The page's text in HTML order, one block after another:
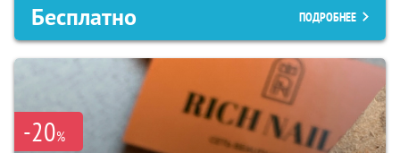
Бесплатно ПОДРОБНЕЕ
-20%